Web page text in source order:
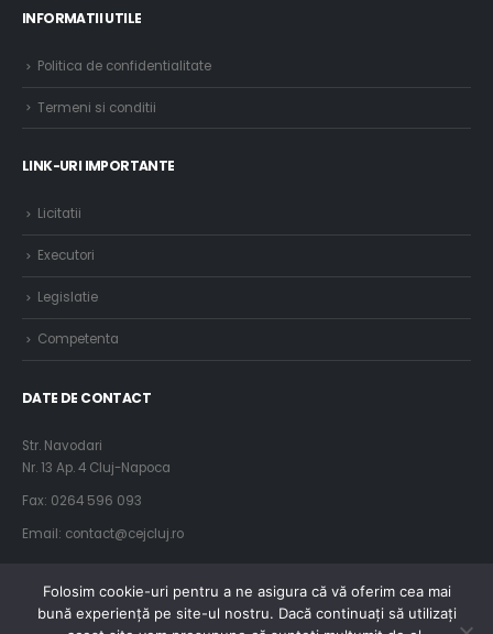
INFORMATII UTILE
Politica de confidentialitate
Termeni si conditii
LINK-URI IMPORTANTE
Licitatii
Executori
Legislatie
Competenta
DATE DE CONTACT
Str. Navodari
Nr. 13 Ap. 4 Cluj-Napoca
Fax: 0264 596 093
Email: contact@cejcluj.ro
Folosim cookie-uri pentru a ne asigura că vă oferim cea mai
bună experiență pe site-ul nostru. Dacă continuați să utilizați